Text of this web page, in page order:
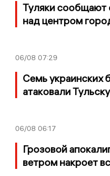
Туляки сообщают
над центром
06/08 07:29
Семь украинских
атаковали
06/08 06:17
Грозовой
ветром накроет